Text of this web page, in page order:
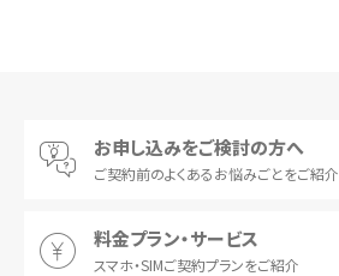
お申し込みをご検討の方へ
ご契約前のよくあるお悩みごとをご紹介
料金プラン・サービス
スマホ・SIMご契約プランをご紹介